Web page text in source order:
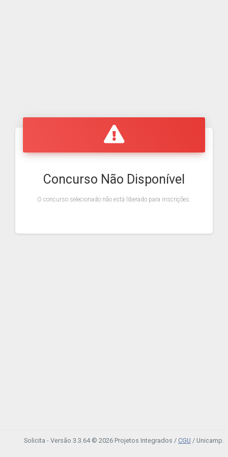
Concurso Não Disponível
O concurso selecionado não está liberado para inscrições.
Solicita - Versão 3.3.64 © 2026 Projetos Integrados / CGU / Unicamp.